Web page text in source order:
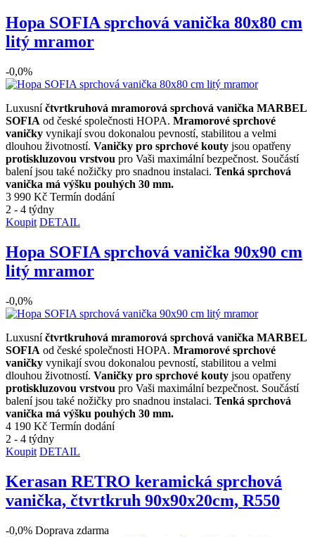
Hopa SOFIA sprchová vanička 80x80 cm
litý mramor
-0,0%
Luxusníčtvrtkruhová mramorová sprchová vanička MARBEL
SOFIA od české společnosti HOPA. Mramorové sprchové
vaničky vynikají svou dokonalou pevností, stabilitou a velmi
dlouhou životností. Vaničky pro sprchové kouty jsou opatřeny
protiskluzovou vrstvou pro Vaši maximální bezpečnost. Součástí
balení jsou také nožičky pro snadnou instalaci. Tenká sprchová
vanička má výšku pouhých 30 mm.
3 990 Kč Termín dodání
2 - 4 týdny
Koupit DETAIL
Hopa SOFIA sprchová vanička 90x90 cm
litý mramor
-0,0%
Luxusníčtvrtkruhová mramorová sprchová vanička MARBEL
SOFIA od české společnosti HOPA. Mramorové sprchové
vaničky vynikají svou dokonalou pevností, stabilitou a velmi
dlouhou životností. Vaničky pro sprchové kouty jsou opatřeny
protiskluzovou vrstvou pro Vaši maximální bezpečnost. Součástí
balení jsou také nožičky pro snadnou instalaci. Tenká sprchová
vanička má výšku pouhých 30 mm.
4 190 Kč Termín dodání
2 - 4 týdny
Koupit DETAIL
Kerasan RETRO keramická sprchová
vanička, čtvrtkruh 90x90x20cm, R550
-0,0% Doprava zdarma